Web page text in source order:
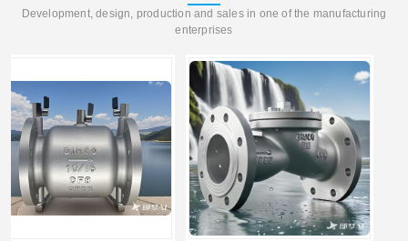
Development, design, production and sales in one of the manufacturing
enterprises